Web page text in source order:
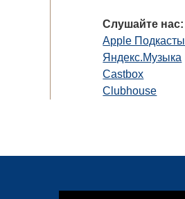
Слушайте нас:
Apple Подкасты
Яндекс.Музыка
Castbox
Clubhouse